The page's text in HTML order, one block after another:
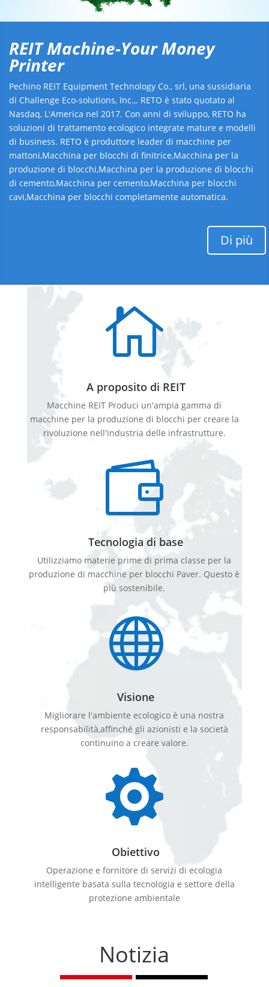
REIT Machine-Your Money
Printer
Pechino REIT Equipment Technology Co., srl, una sussidiaria
di Challenge Eco-solutions, Inc.,. RETO è stato quotato al
Nasdaq, L'America nel 2017. Con anni di sviluppo, RETO ha
soluzioni di trattamento ecologico integrate mature e modelli
di business. RETO è produttore leader di macchine per
mattoni,Macchina per blocchi di finitrice,Macchina per la
produzione di blocchi,Macchina per la produzione di blocchi
di cemento,Macchina per cemento,Macchina per blocchi
cavi,Macchina per blocchi completamente automatica.
Di più

A proposito di REIT
Macchine REIT Produci un'ampia gamma di
macchine per la produzione di blocchi per creare la
rivoluzione nell'industria delle infrastrutture.

Tecnologia di base
Utilizziamo materie prime di prima classe per la
produzione di macchine per blocchi Paver. Questo è
più sostenibile.

Visione
Migliorare l'ambiente ecologico è una nostra
responsabilità,affinché gli azionisti e la società
continuino a creare valore.

Obiettivo
Operazione e fornitore di servizi di ecologia
intelligente basata sulla tecnologia e settore della
protezione ambientale
Notizia